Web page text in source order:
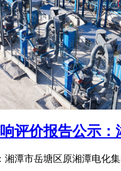
评价报告公示
湘潭市岳塘区原湘潭电化